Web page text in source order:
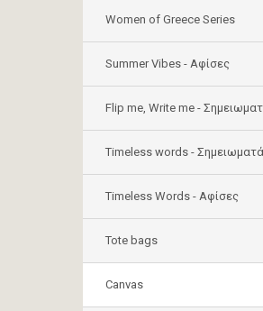
Women of Greece Series
Summer Vibes - Αφίσες
Flip me, Write me -
Timeless words -
Timeless Words - Aφίσες
Tote bags
Canvas